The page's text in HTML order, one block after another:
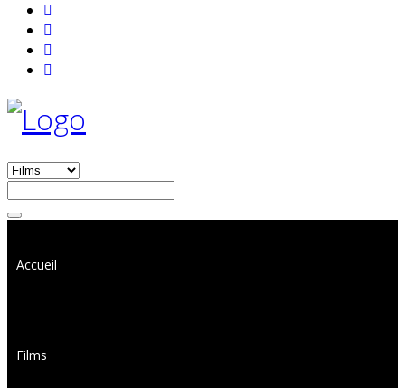
Accueil
Films